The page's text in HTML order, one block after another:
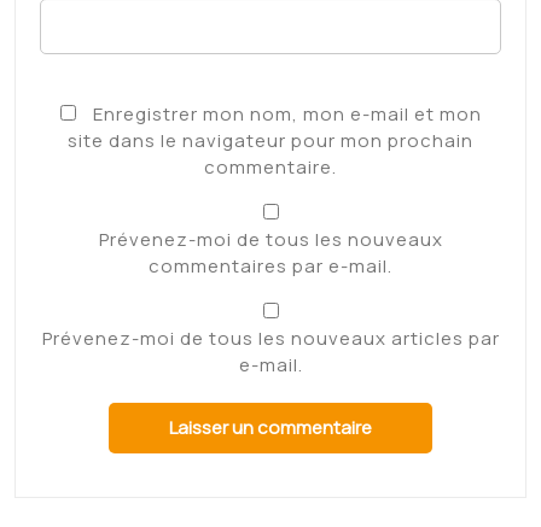
Enregistrer mon nom, mon e-mail et mon
site dans le navigateur pour mon prochain
commentaire.
Prévenez-moi de tous les nouveaux
commentaires par e-mail.
Prévenez-moi de tous les nouveaux articles par
e-mail.